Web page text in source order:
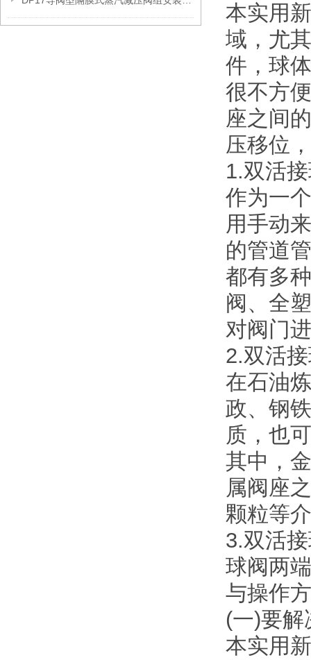
本实用
域，尤
件，球
很不方
座之间
压移位
1.双活
作为一
用手动
的管道
都有多
阀、全
对阀门
2.双活
在石油
政、钢
质，也
其中，
属阀座
颗粒等
3.双活
球阀两
与操作
(一)要
本实用